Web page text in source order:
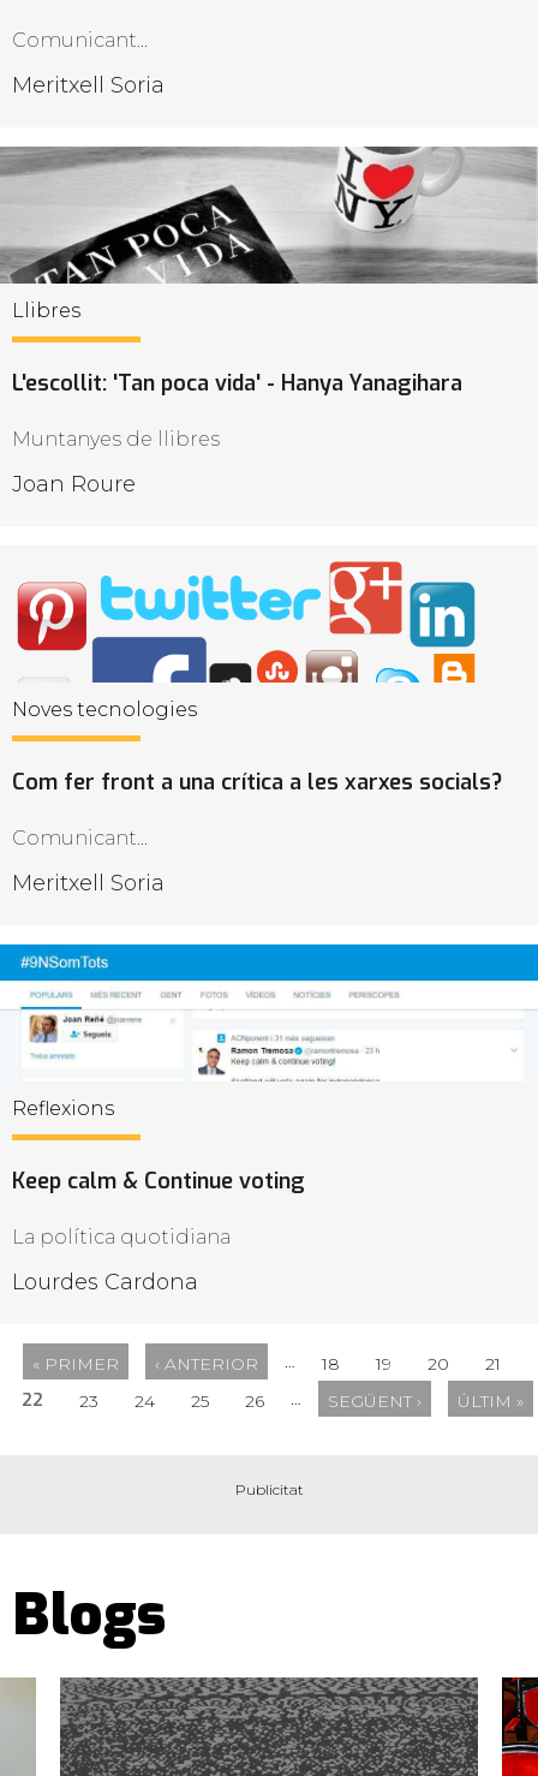
Comunicant...
Meritxell Soria
Llibres
L'escollit: 'Tan poca vida' - Hanya Yanagihara
Muntanyes de llibres
Joan Roure
Noves tecnologies
Com fer front a una crítica a les xarxes socials?
Comunicant...
Meritxell Soria
Reflexions
Keep calm & Continue voting
La política quotidiana
Lourdes Cardona
« PRIMER ‹ ANTERIOR … 18 19 20 21
22 23 24 25 26 SEGÜENT › ÚLTIM »
Blogs